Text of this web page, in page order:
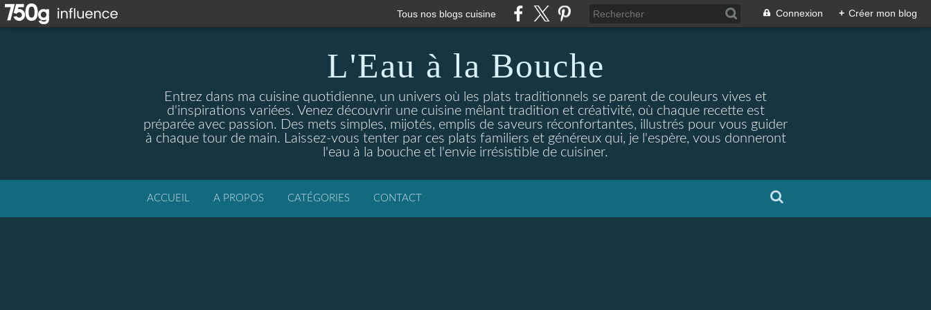
Tous nos blogs cuisine Connexion + Créer mon blog
L'Eau à la Bouche
Entrez dans ma cuisine quotidienne, un univers où les plats traditionnels se parent de couleurs vives et
d'inspirations variées. Venez découvrir une cuisine mêlant tradition et créativité, où chaque recette est
préparée avec passion. Des mets simples, mijotés, emplis de saveurs réconfortantes, illustrés pour vous guider
à chaque tour de main. Laissez-vous tenter par ces plats familiers et généreux qui, je l'espère, vous donneront
l'eau à la bouche et l'envie irrésistible de cuisiner.
ACCUEIL A PROPOS CATÉGORIES CONTACT